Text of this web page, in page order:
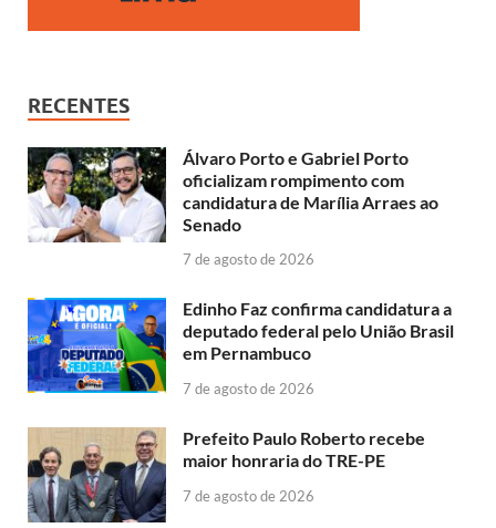
RECENTES
Álvaro Porto e Gabriel Porto
oficializam rompimento com
candidatura de Marília Arraes ao
Senado
7 de agosto de 2026
Edinho Faz confirma candidatura a
deputado federal pelo União Brasil
em Pernambuco
7 de agosto de 2026
Prefeito Paulo Roberto recebe
maior honraria do TRE-PE
7 de agosto de 2026